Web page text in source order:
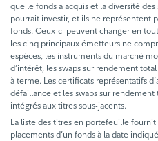
que le fonds a acquis et la diversité
pourrait investir, et ils ne représentent
fonds. Ceux-ci peuvent changer en
les cinq principaux émetteurs ne
espèces, les instruments du marché
d’intérêt, les swaps sur rendement
à terme. Les certificats représentatifs
défaillance et les swaps sur
intégrés aux titres sous-jacents.
La liste des titres en portefeuille
placements d’un fonds à la date